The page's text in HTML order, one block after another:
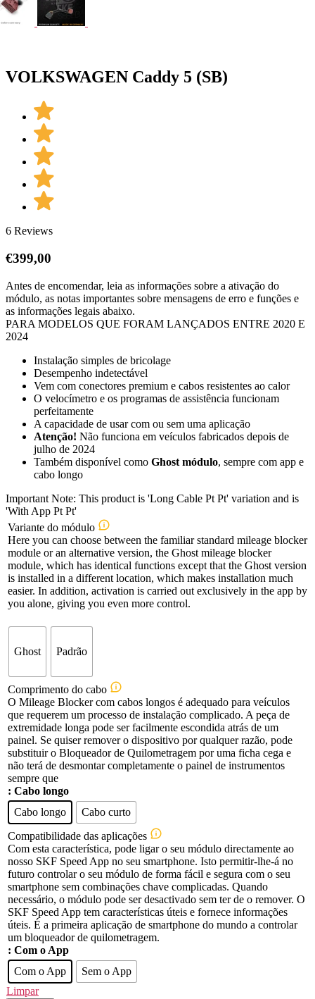
VOLKSWAGEN Caddy 5 (SB)
6 Reviews
€399,00
Antes de encomendar, leia as informações sobre a ativação do
módulo, as notas importantes sobre mensagens de erro e funções e
as informações legais abaixo.
PARA MODELOS QUE FORAM LANÇADOS ENTRE 2020 E
2024
Instalação simples de bricolage
Desempenho indetectável
Vem com conectores premium e cabos resistentes ao calor
O velocímetro e os programas de assistência funcionam
perfeitamente
A capacidade de usar com ou sem uma aplicação
Atenção! Não funciona em veículos fabricados depois de
julho de 2024
Também disponível como Ghost módulo, sempre com app e
cabo longo
Important Note: This product is 'Long Cable Pt Pt' variation and is
'With App Pt Pt'
Variante do módulo
Here you can choose between the familiar standard mileage blocker
module or an alternative version, the Ghost mileage blocker
module, which has identical functions except that the Ghost version
is installed in a different location, which makes installation much
easier. In addition, activation is carried out exclusively in the app by
you alone, giving you even more control.
Ghost Padrão
Comprimento do cabo
O Mileage Blocker com cabos longos é adequado para veículos
que requerem um processo de instalação complicado. A peça de
extremidade longa pode ser facilmente escondida atrás de um
painel. Se quiser remover o dispositivo por qualquer razão, pode
substituir o Bloqueador de Quilometragem por uma ficha cega e
não terá de desmontar completamente o painel de instrumentos
sempre que
: Cabo longo
Cabo longo
Cabo curto
Compatibilidade das aplicações
Com esta característica, pode ligar o seu módulo directamente ao
nosso SKF Speed App no seu smartphone. Isto permitir-lhe-á no
futuro controlar o seu módulo de forma fácil e segura com o seu
smartphone sem combinações chave complicadas. Quando
necessário, o módulo pode ser desactivado sem ter de o remover. O
SKF Speed App tem características úteis e fornece informações
úteis. É a primeira aplicação de smartphone do mundo a controlar
um bloqueador de quilometragem.
: Com o App
Com o App
Sem o App
Limpar